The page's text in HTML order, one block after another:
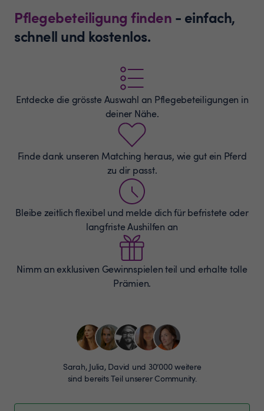
Pflegebeteiligung finden - einfach,
schnell und kostenlos.
Entdecke die grösste Auswahl an Pflegebeteiligungen in
deiner Nähe.
Finde dank unseren Matching heraus, wie gut ein Pferd
zu dir passt.
Bleibe zeitlich flexibel und melde dich für befristete oder
langfriste Aushilfen an
Nimm an exklusiven Gewinnspielen teil und erhalte tolle
Prämien.
Sarah, Julia, David und 30’000 weitere
sind bereits Teil unserer Community.